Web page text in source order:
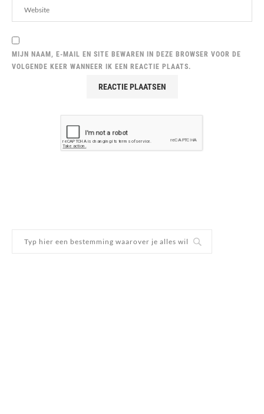
MIJN NAAM, E-MAIL EN SITE BEWAREN IN DEZE BROWSER VOOR DE
VOLGENDE KEER WANNEER IK EEN REACTIE PLAATS.